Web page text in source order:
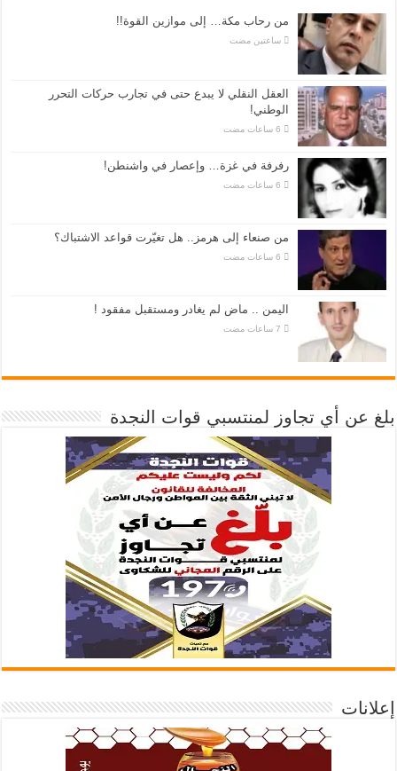
من رحاب مكة… إلى موازين القوة!!
‏ساعتين مضت
العقل النقلي لا يبدع حتى في تجارب حركات التحرر
الوطني!
رفرفة في غزة… وإعصار في واشنطن!
من صنعاء إلى هرمز.. هل تغيّرت قواعد الاشتباك؟
اليمن .. ماض لم يغادر ومستقبل مفقود !
بلغ عن أي تجاوز لمنتسبي قوات النجدة
إعلانات